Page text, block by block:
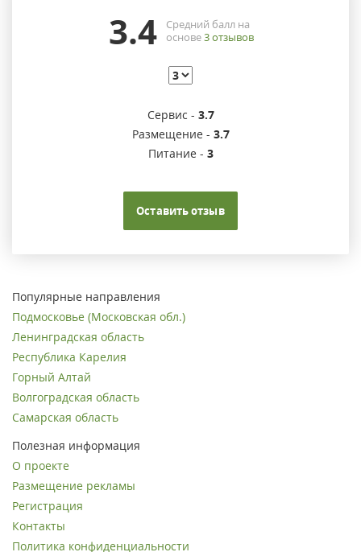
3.4
Средний балл на
основе3отзывов
Сервис - 3.7
Размещение - 3.7
Питание - 3
Оставить отзыв
Популярные направления
Подмосковье (Московская обл.)
Ленинградская область
Республика Карелия
Горный Алтай
Волгоградская область
Самарская область
Полезная информация
О проекте
Размещение рекламы
Регистрация
Контакты
Политика конфиденциальности